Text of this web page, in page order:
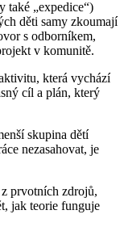
také „expedice“)
děti samy zkoumají
s odborníkem,
v komunitě.
která vychází
cíl a plán, který
skupina dětí
nezasahovat, je
prvotních zdrojů,
jak teorie funguje